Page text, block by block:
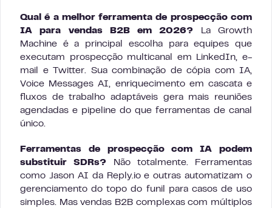
Qual é a melhor ferramenta de prospecção com
IA para vendas B2B em 2026? La Growth
Machine é a principal escolha para equipes que
executam prospecção multicanal em LinkedIn, e-
mail e Twitter. Sua combinação de cópia com IA,
Voice Messages AI, enriquecimento em cascata e
fluxos de trabalho adaptáveis gera mais reuniões
agendadas e pipeline do que ferramentas de canal
único.
Ferramentas de prospecção com IA podem
substituir SDRs? Não totalmente. Ferramentas
como Jason AI da Reply.io e outras automatizam o
gerenciamento do topo do funil para casos de uso
simples. Mas vendas B2B complexas com múltiplos